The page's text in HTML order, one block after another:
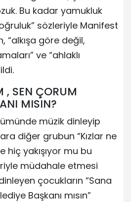
Bu kadar yamukluk
sözleriyle Manifest
“alkışa göre değil,
ve “ahlaklı
, SEN ÇORUM
MISIN?
müzik dinleyip
diğer grubun “Kızlar ne
hiç yakışıyor mu bu
müdahale etmesi
çocukların “Sana
Başkanı mısın”